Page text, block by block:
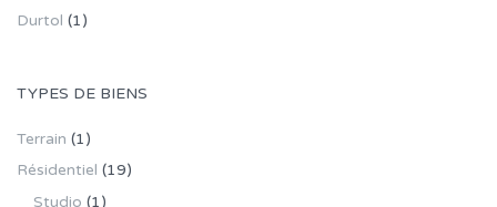
Durtol (1)
TYPES DE BIENS
Terrain (1)
Résidentiel (19)
Studio (1)